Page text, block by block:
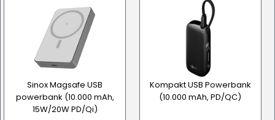
Sinox Magsafe USB
powerbank (10.000 mAh,
15W/20W PD/Qi)
Kompakt USB Powerbank
(10.000 mAh, PD/QC)